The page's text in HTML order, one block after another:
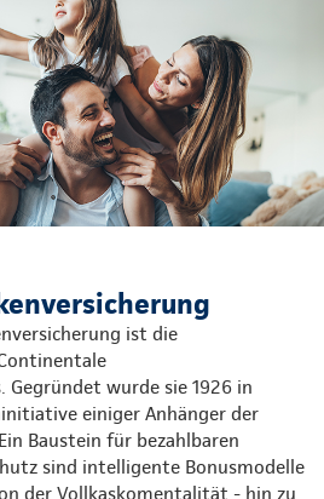
ist die
Gegründet wurde sie 1926 in
einiger Anhänger der
Baustein für bezahlbaren
sind intelligente Bonusmodelle
der Vollkaskomentalität - hin zu